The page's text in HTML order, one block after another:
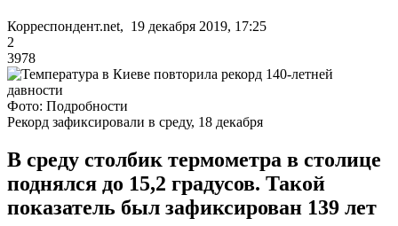
Корреспондент.net, 19 декабря 2019, 17:25
2
3978
Фото: Подробности
Рекорд зафиксировали в среду, 18 декабря
В среду столбик термометра в столице
поднялся до 15,2 градусов. Такой
показатель был зафиксирован 139 лет